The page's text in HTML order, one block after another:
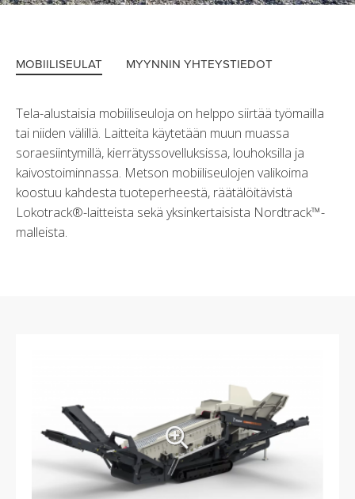
MOBIILISEULAT MYYNNIN YHTEYSTIEDOT
Tela-alustaisia mobiiliseuloja on helppo siirtää työmailla
tai niiden välillä. Laitteita käytetään muun muassa
soraesiintymillä, kierrätyssovelluksissa, louhoksilla ja
kaivostoiminnassa. Metson mobiiliseulojen valikoima
koostuu kahdesta tuoteperheestä, räätälöitävistä
Lokotrack®-laitteista sekä yksinkertaisista Nordtrack™-
malleista.